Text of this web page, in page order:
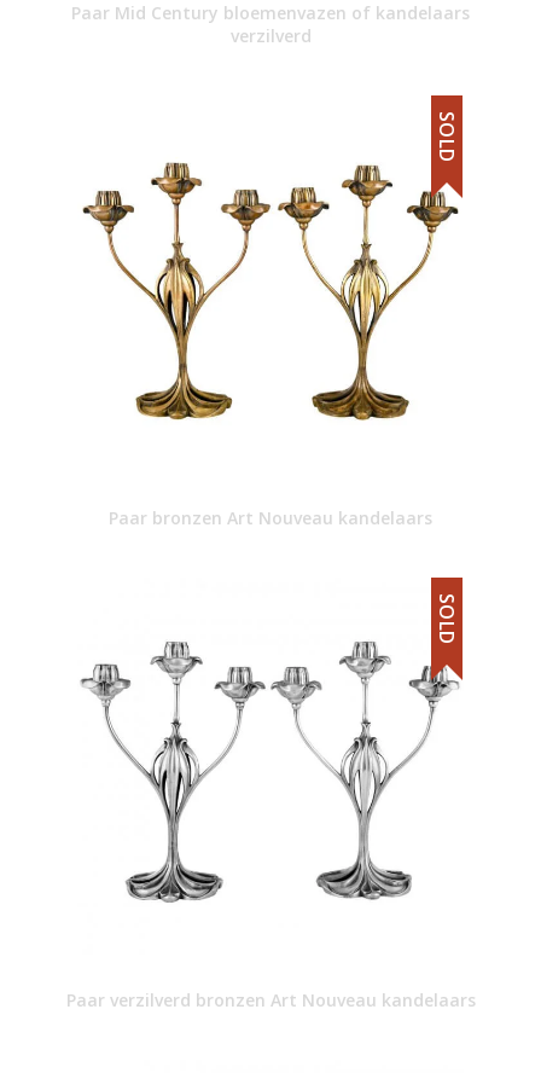
Paar Mid Century bloemenvazen of kandelaars
verzilverd
Paar bronzen Art Nouveau kandelaars
SOLD
Paar verzilverd bronzen Art Nouveau kandelaars
SOLD